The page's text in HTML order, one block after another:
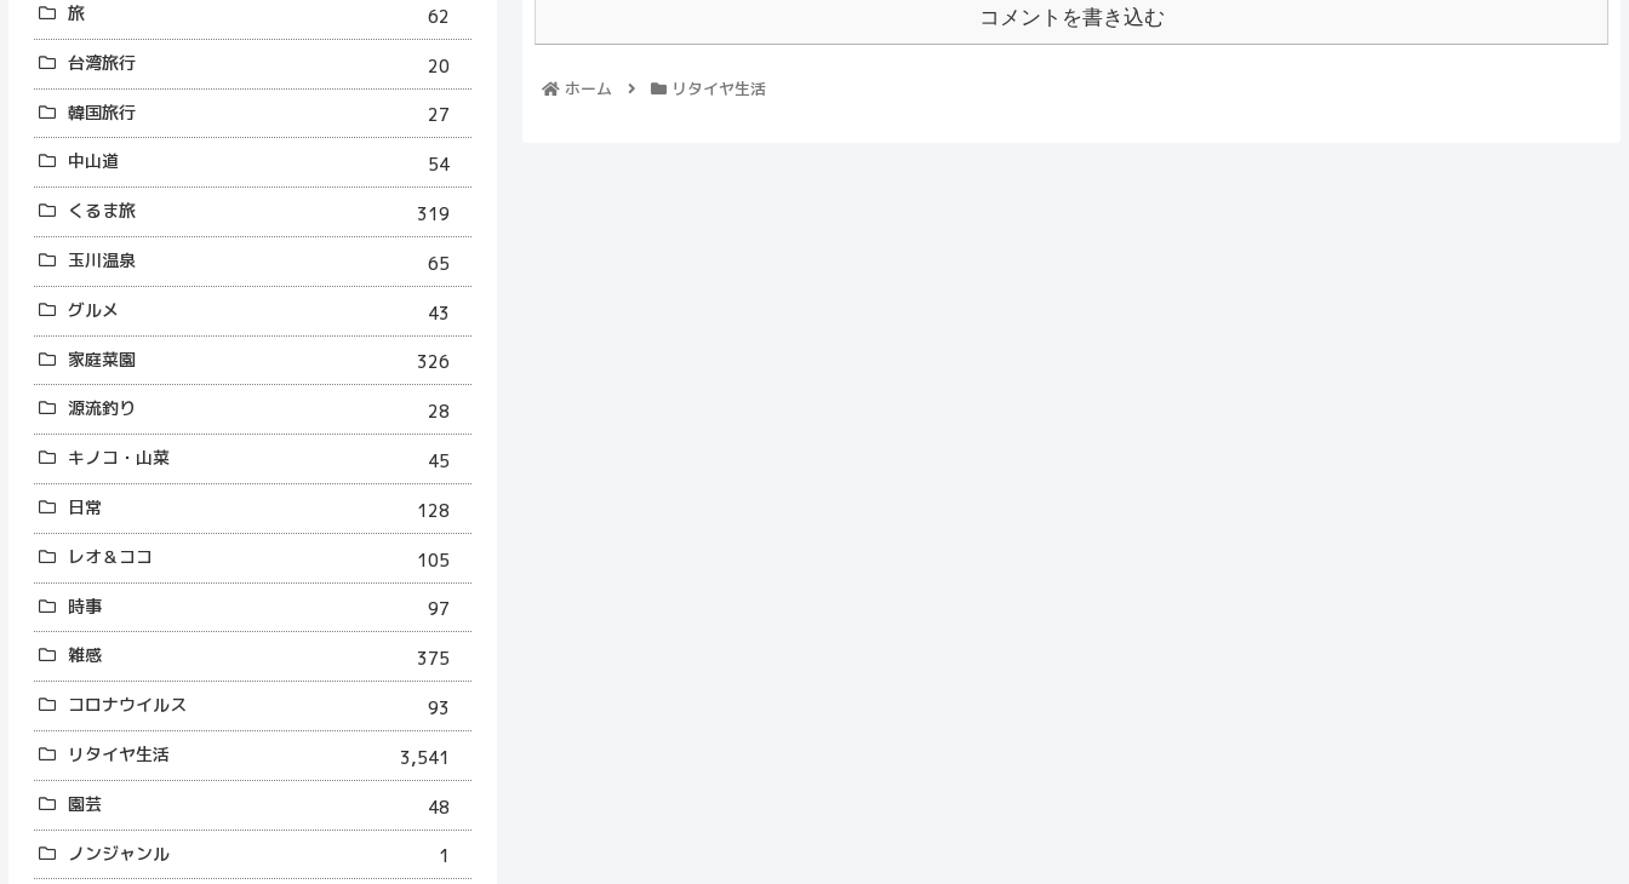
コメントを書き込む
ホーム リタイヤ生活
旅
62
台湾旅行
20
韓国旅行
27
中山道
54
くるま旅
319
玉川温泉
65
グルメ
43
家庭菜園
326
源流釣り
28
キノコ・山菜
45
日常
128
レオ＆ココ
105
時事
97
雑感
375
コロナウイルス
93
リタイヤ生活
3,541
園芸
48
ノンジャンル
1